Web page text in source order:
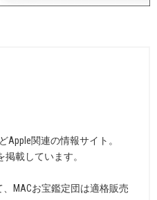
Apple関連の情報サイト。
載しています。
MACお宝鑑定団は適格販売